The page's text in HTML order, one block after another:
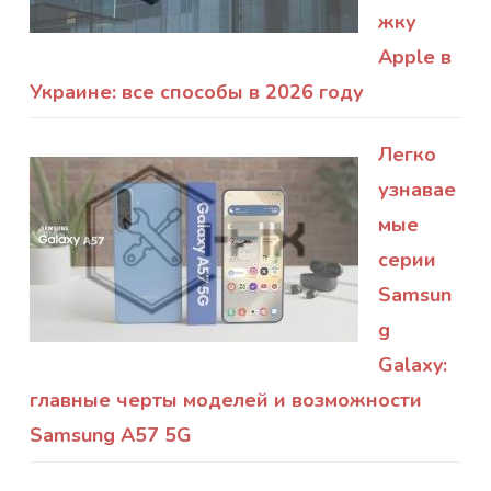
жку
Apple в
Украине: все способы в 2026 году
Легко
узнавае
мые
серии
Samsun
g
Galaxy:
главные черты моделей и возможности
Samsung A57 5G